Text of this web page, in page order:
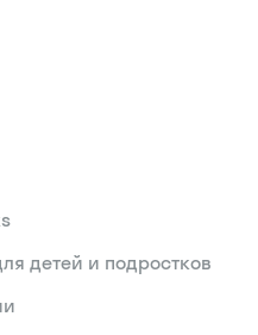
детей и подростков